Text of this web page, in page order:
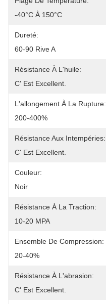
-40°C À 150°C
Dureté:
60-90 Rive A
Résistance À L'huile:
C' Est Excellent.
L'allongement À La Rupture:
200-400%
Résistance Aux Intempéries:
C' Est Excellent.
Couleur:
Noir
Résistance À La Traction:
10-20 MPA
Ensemble De Compression:
20-40%
Résistance À L'abrasion:
C' Est Excellent.